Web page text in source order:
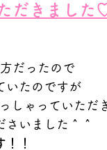
だきました
だったので
いたのですが
しゃっていただ
いました＾＾
！